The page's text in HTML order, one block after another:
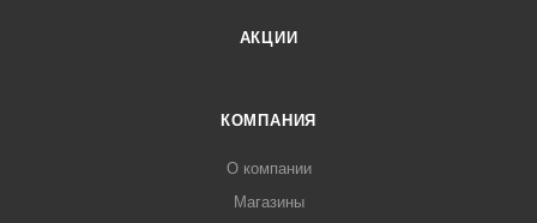
АКЦИИ
КОМПАНИЯ
О компании
Магазины